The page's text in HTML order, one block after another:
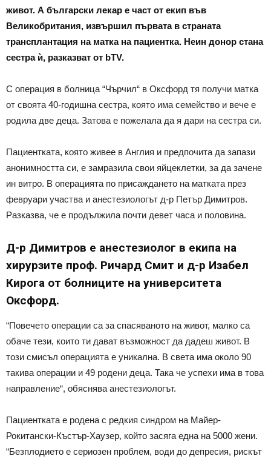
живот. А български лекар е част от екип във
Великобритания, извършил първата в страната
трансплантация на матка на пациентка. Неин донор стана
сестра ѝ, разказват от bTV.
С операция в болница “Чърчил“ в Оксфорд тя получи матка
от своята 40-годишна сестра, която има семейство и вече е
родила две деца. Затова е пожелала да я дари на сестра си.
Пациентката, която живее в Англия и предпочита да запази
анонимността си, е замразила свои яйцеклетки, за да зачене
ин витро. В операцията по присаждането на матката през
февруари участва и анестезиологът д-р Петър Димитров.
Разказва, че е продължила почти девет часа и половина.
Д-р Димитров е анестезиолог в екипа на
хирурзите проф. Ричард Смит и д-р Изабел
Кирога от болниците на университета
Оксфорд.
“Повечето операции са за спасяваното на живот, малко са
обаче тези, които ти дават възможност да дадеш живот. В
този смисъл операцията е уникална. В света има около 90
такива операции и 49 родени деца. Така че успехи има в това
направление“, обяснява анестезиологът.
Пациентката е родена с редкия синдром на Майер-
Рокитански-Къстър-Хаузер, който засяга една на 5000 жени.
“Безплодието е сериозен проблем, води до депресия, рискът